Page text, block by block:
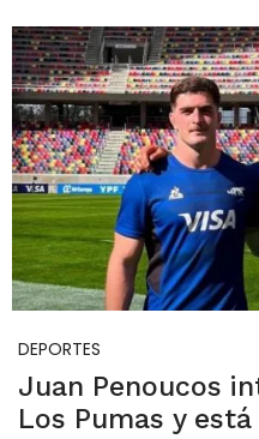
DEPORTES
Juan Penoucos
Los Pumas y